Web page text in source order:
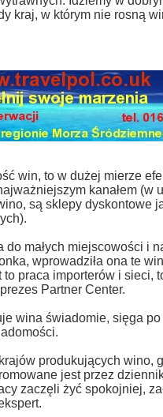
kraj, w którym nie rosną
win, to w dużej mierze
kanałem (w
są sklepy dyskontowe
małych miejscowości i
wprowadziła ona te
praca importerów i sieci,
Partner Center.
wina świadomie, sięga
produkujących wino,
jest przez
zaczęli żyć spokojniej,